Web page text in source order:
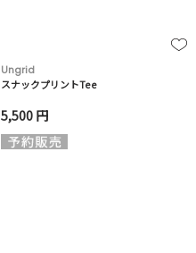
Ungrid
スナックプリントTee
5,500 円